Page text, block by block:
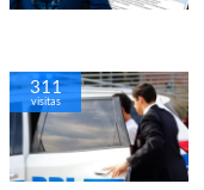
311
visitas